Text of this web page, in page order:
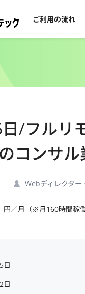
ご利用の流れ
日/フル
コンサ
Webディレクター
円／月（※月160時間稼
5日
2日